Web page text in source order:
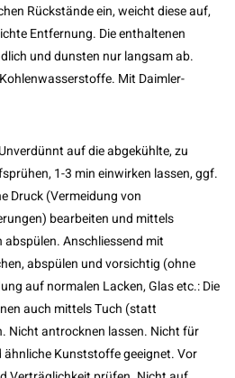
Rückstände ein, weicht diese auf,
Entfernung. Die enthaltenen
und dunsten nur langsam ab.
Mit Daimler-
auf die abgekühlte, zu
1-3 min einwirken lassen, ggf.
Druck (Vermeidung von
bearbeiten und mittels
Anschliessend mit
abspülen und vorsichtig (ohne
auf normalen Lacken, Glas etc.: Die
auch mittels Tuch (statt
Nicht antrocknen lassen. Nicht für
Kunststoffe geeignet. Vor